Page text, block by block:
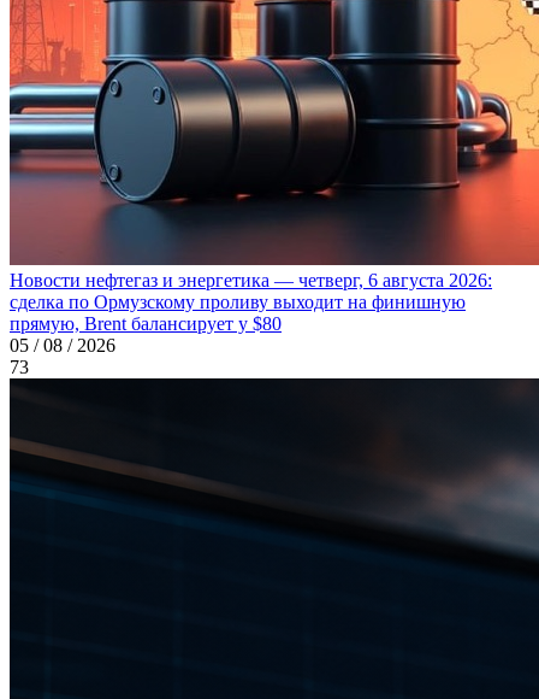
Новости нефтегаз и энергетика — четверг, 6 августа 2026:
сделка по Ормузскому проливу выходит на финишную
прямую, Brent балансирует у $80
05 / 08 / 2026
73